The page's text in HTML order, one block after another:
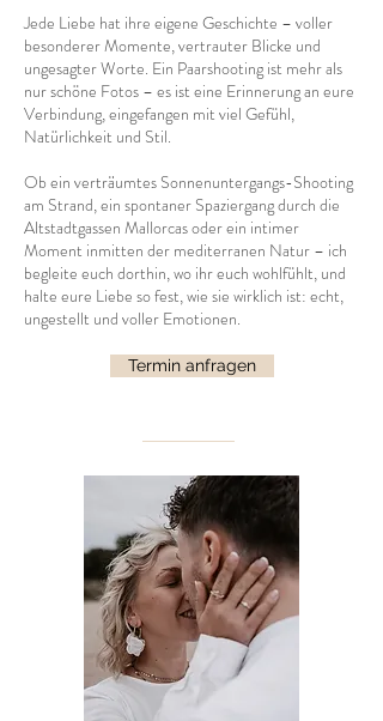
Jede Liebe hat ihre eigene Geschichte – voller
besonderer Momente, vertrauter Blicke und
ungesagter Worte. Ein Paarshooting ist mehr als
nur schöne Fotos – es ist eine Erinnerung an eure
Verbindung, eingefangen mit viel Gefühl,
Natürlichkeit und Stil.
Ob ein verträumtes Sonnenuntergangs-Shooting
am Strand, ein spontaner Spaziergang durch die
Altstadtgassen Mallorcas oder ein intimer
Moment inmitten der mediterranen Natur – ich
begleite euch dorthin, wo ihr euch wohlfühlt, und
halte eure Liebe so fest, wie sie wirklich ist: echt,
ungestellt und voller Emotionen.
Termin anfragen